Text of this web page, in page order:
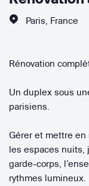
Paris France
Rénovation
Un duplex sous
parisiens.
Gérer et mettre
les espaces nuits,
garde-corps,
rythmes lumineux.